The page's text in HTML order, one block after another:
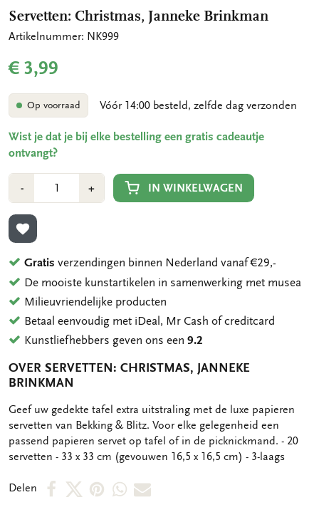
Servetten: Christmas, Janneke Brinkman
Artikelnummer: NK999
€ 3,99
Op voorraad Vóór 14:00 besteld, zelfde dag verzonden
Wist je dat je bij elke bestelling een gratis cadeautje
ontvangt?
-Min
1
+Plus
1
IN WINKELWAGEN
TOEVOEGEN AAN VERLANGLIJST
Gratis verzendingen binnen Nederland vanaf €29,-
De mooiste kunstartikelen in samenwerking met musea
Milieuvriendelijke producten
Betaal eenvoudig met iDeal, Mr Cash of creditcard
Kunstliefhebbers geven ons een9.2
OVER SERVETTEN: CHRISTMAS, JANNEKE
BRINKMAN
OMSCHRIJVING
Geef uw gedekte tafel extra uitstraling met de luxe papieren
servetten van Bekking & Blitz. Voor elke gelegenheid een
passend papieren servet op tafel of in de picknickmand. - 20
servetten - 33 x 33 cm (gevouwen 16,5 x 16,5 cm) - 3-laags
Delen
DeelDeelDeelDeelDeel